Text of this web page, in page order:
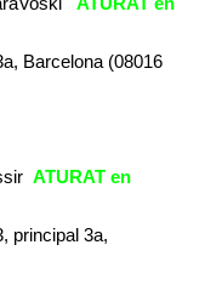
Barcelona (08016
ATURAT en
principal 3a,